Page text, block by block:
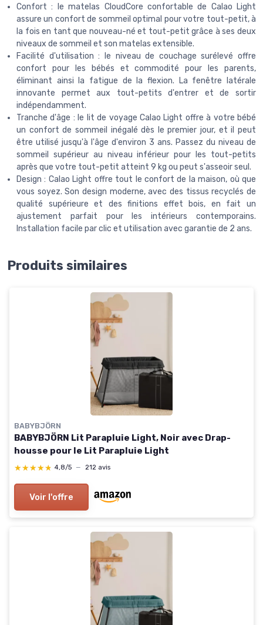
Confort : le matelas CloudCore confortable de Calao Light
assure un confort de sommeil optimal pour votre tout-petit, à
la fois en tant que nouveau-né et tout-petit grâce à ses deux
niveaux de sommeil et son matelas extensible.
Facilité d'utilisation : le niveau de couchage surélevé offre
confort pour les bébés et commodité pour les parents,
éliminant ainsi la fatigue de la flexion. La fenêtre latérale
innovante permet aux tout-petits d'entrer et de sortir
indépendamment.
Tranche d'âge : le lit de voyage Calao Light offre à votre bébé
un confort de sommeil inégalé dès le premier jour, et il peut
être utilisé jusqu'à l'âge d'environ 3 ans. Passez du niveau de
sommeil supérieur au niveau inférieur pour les tout-petits
après que votre tout-petit atteint 9 kg ou peut s'asseoir seul.
Design : Calao Light offre tout le confort de la maison, où que
vous soyez. Son design moderne, avec des tissus recyclés de
qualité supérieure et des finitions effet bois, en fait un
ajustement parfait pour les intérieurs contemporains.
Installation facile par clic et utilisation avec garantie de 2 ans.
Produits similaires
BABYBJÖRN
BABYBJÖRN Lit Parapluie Light, Noir avec Drap-
housse pour le Lit Parapluie Light
★★★★★
★★★★★ 4,8/5 — 212 avis
Voir l'offre